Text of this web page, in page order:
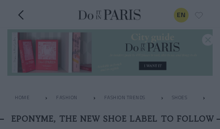
EN
HOME FASHION FASHION TRENDS SHOES
EPONYME, THE NEW SHOE LABEL TO FOLLOW